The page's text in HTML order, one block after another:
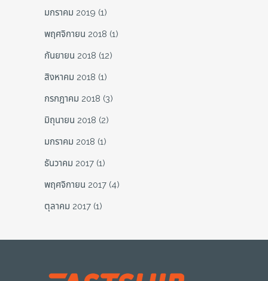
มกราคม 2019 (1)
พฤศจิกายน 2018 (1)
กันยายน 2018 (12)
สิงหาคม 2018 (1)
กรกฎาคม 2018 (3)
มิถุนายน 2018 (2)
มกราคม 2018 (1)
ธันวาคม 2017 (1)
พฤศจิกายน 2017 (4)
ตุลาคม 2017 (1)